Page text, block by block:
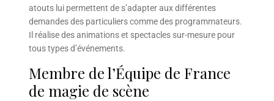
atouts lui permettent de s’adapter aux différentes
demandes des particuliers comme des programmateurs.
Il réalise des animations et spectacles sur-mesure pour
tous types d’événements.
Membre de l’Équipe de France
de magie de scène